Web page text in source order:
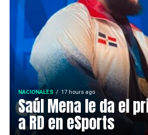
NACIONALES 17 hours ago
Saúl Mena le da el
a RD en eSports